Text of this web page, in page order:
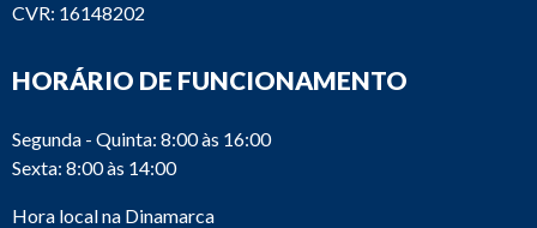
CVR: 16148202
HORÁRIO DE FUNCIONAMENTO
Segunda - Quinta: 8:00 às 16:00
Sexta: 8:00 às 14:00
Hora local na Dinamarca